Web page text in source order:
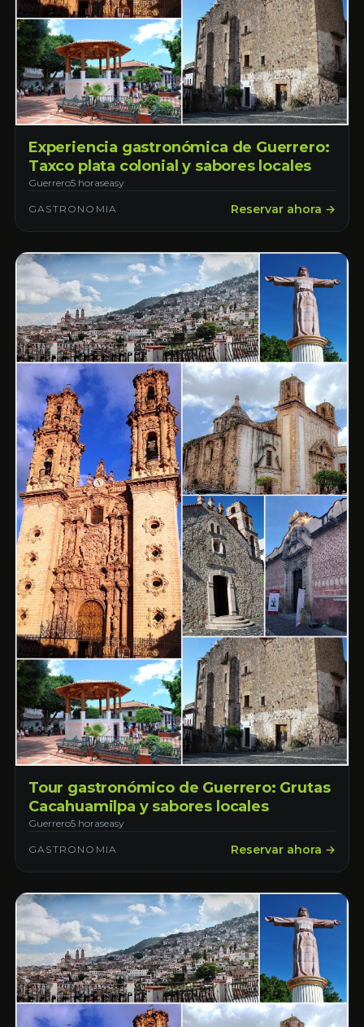
Experiencia gastronómica de Guerrero:
Taxco plata colonial y sabores locales
Guerrero5 horaseasy
GASTRONOMIA Reservar ahora →
Tour gastronómico de Guerrero: Grutas
Cacahuamilpa y sabores locales
Guerrero5 horaseasy
GASTRONOMIA Reservar ahora →